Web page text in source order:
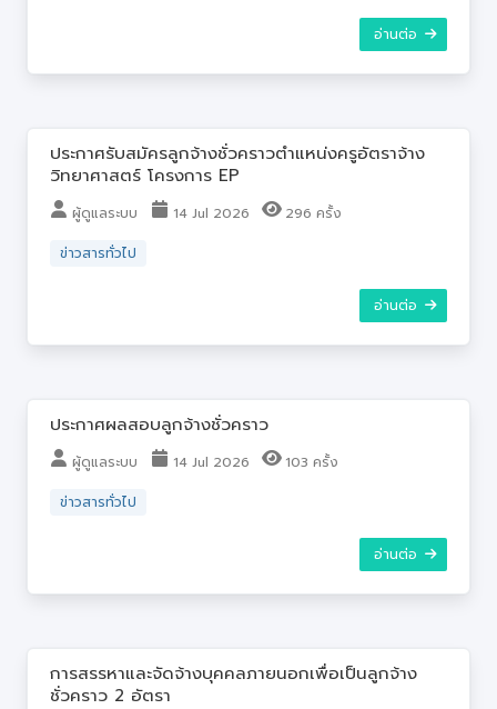
อ่านต่อ
ประกาศรับสมัครลูกจ้างชั่วคราวตำแหน่งครูอัตราจ้าง
วิทยาศาสตร์ โครงการ EP
ผู้ดูแลระบบ 14 Jul 2026
296 ครั้ง
ข่าวสารทั่วไป
อ่านต่อ
ประกาศผลสอบลูกจ้างชั่วคราว
ผู้ดูแลระบบ 14 Jul 2026
103 ครั้ง
ข่าวสารทั่วไป
อ่านต่อ
การสรรหาและจัดจ้างบุคคลภายนอกเพื่อเป็นลูกจ้าง
ชั่วคราว 2 อัตรา